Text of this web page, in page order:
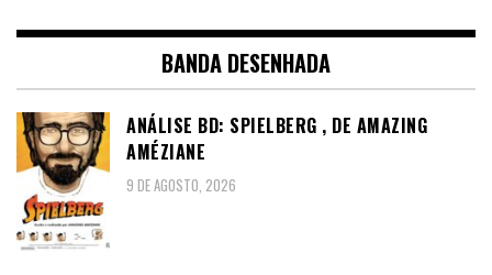
BANDA DESENHADA
ANÁLISE BD: SPIELBERG , DE AMAZING
AMÉZIANE
9 DE AGOSTO, 2026